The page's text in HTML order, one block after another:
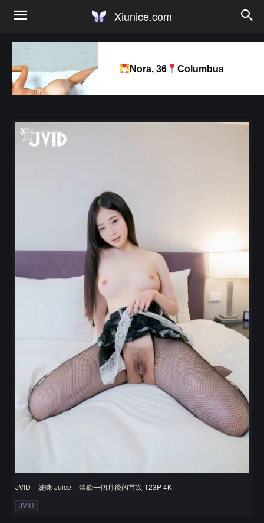
Xiunice.com
Nora, 36 Columbus
JVID – 婕咪 Juice – 禁欲一個月後的首次 123P 4K
JVID